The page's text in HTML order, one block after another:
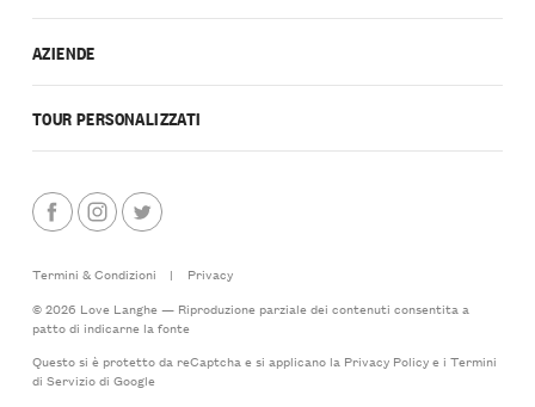
AZIENDE
TOUR PERSONALIZZATI
Termini & Condizioni |
Privacy
© 2026 Love Langhe — Riproduzione parziale dei contenuti consentita a
patto di indicarne la fonte
Questo si è protetto da reCaptcha e si applicano la Privacy Policye i Termini
di Serviziodi Google